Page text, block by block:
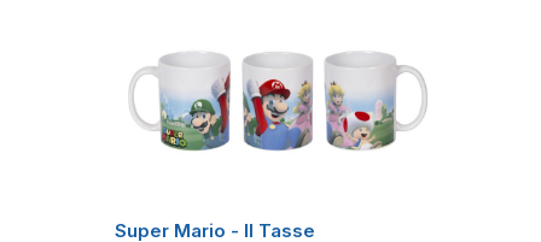
Super Mario - II Tasse